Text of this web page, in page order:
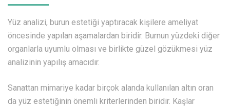
Yüz analizi, burun estetiği yaptıracak kişilere ameliyat
öncesinde yapılan aşamalardan biridir. Burnun yüzdeki diğer
organlarla uyumlu olması ve birlikte güzel gözükmesi yüz
analizinin yapılış amacıdır.
Sanattan mimariye kadar birçok alanda kullanılan altın oran
da yüz estetiğinin önemli kriterlerinden biridir. Kaşlar